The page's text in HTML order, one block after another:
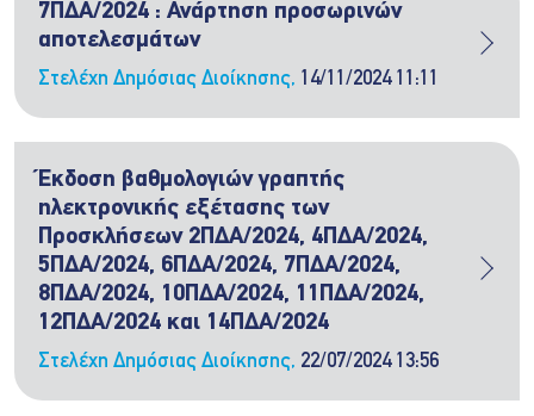
7ΠΔΑ/2024 : Ανάρτηση προσωρινών
αποτελεσμάτων
Στελέχη Δημόσιας Διοίκησης, 14/11/2024 11:11
Έκδοση βαθμολογιών γραπτής
ηλεκτρονικής εξέτασης των
Προσκλήσεων 2ΠΔΑ/2024, 4ΠΔΑ/2024,
5ΠΔΑ/2024, 6ΠΔΑ/2024, 7ΠΔΑ/2024,
8ΠΔΑ/2024, 10ΠΔΑ/2024, 11ΠΔΑ/2024,
12ΠΔΑ/2024 και 14ΠΔΑ/2024
Στελέχη Δημόσιας Διοίκησης, 22/07/2024 13:56